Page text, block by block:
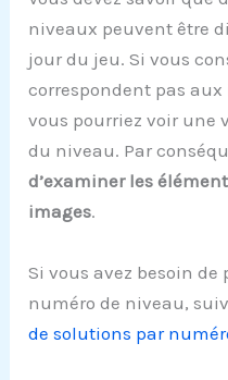
niveaux peuvent être
jour du jeu. Si vous
correspondent pas
vous pourriez voir une
du niveau. Par
d’examiner les
images.
Si vous avez besoin de
numéro de niveau,
de solutions par